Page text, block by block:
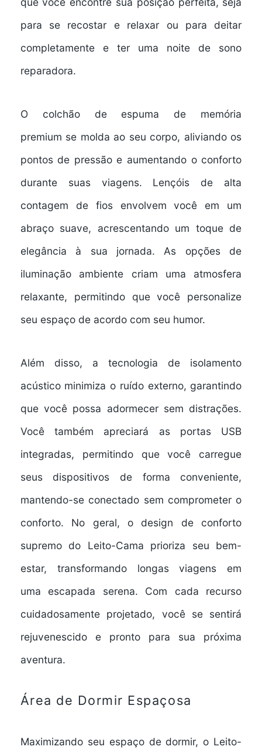
para se recostar e relaxar ou para deitar
completamente e ter uma noite de sono
reparadora.
O colchão de espuma de memória
premium se molda ao seu corpo, aliviando os
pontos de pressão e aumentando o conforto
durante suas viagens. Lençóis de alta
contagem de fiosenvolvem você em um
abraço suave, acrescentando um toque de
elegância à sua jornada. As opções de
iluminação ambiente criam uma atmosfera
relaxante, permitindo que você personalize
seu espaço de acordo com seu humor.
Além disso, atecnologia de isolamento
acústicominimiza o ruído externo, garantindo
que você possa adormecer sem distrações.
Você também apreciará as portas USB
integradas, permitindo que você carregue
seus dispositivos de forma conveniente,
mantendo-se conectado sem comprometer o
conforto. No geral, o design de conforto
supremodo Leito-Cama prioriza seu bem-
estar, transformando longas viagens em
uma escapada serena. Com cada recurso
cuidadosamente projetado, você se sentirá
rejuvenescido e pronto para sua próxima
aventura.
Área de Dormir Espaçosa
Maximizando seu espaço de dormir, o Leito-